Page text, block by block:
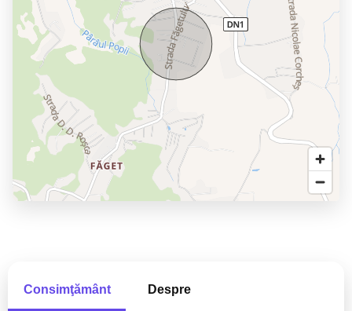
Bogdan Pelinar
Consimţământ Despre